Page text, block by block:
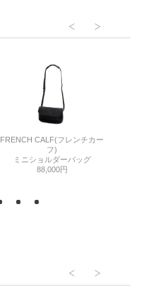
FRENCH CALF(フレンチカー
フ)
ミニショルダーバッグ
88,000円